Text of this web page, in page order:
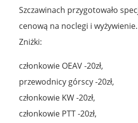
Szczawinach przygotowało
cenową na noclegi i wyżywienie.
Zniżki:
członkowie OEAV -20zł,
przewodnicy górscy -20zł,
członkowie KW -20zł,
członkowie PTT -20zł,